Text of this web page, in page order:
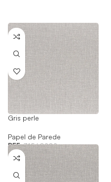
Gris perle
Papel de Parede
REF:74560202